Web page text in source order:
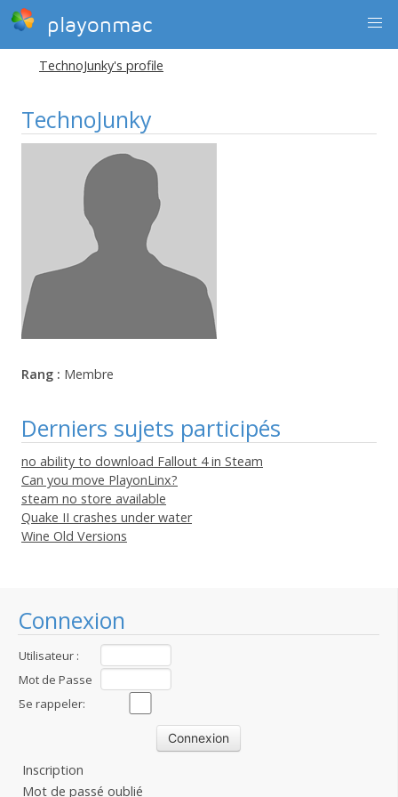
playonmac
Connexion
Utilisateur :
Mot de Passe
:Se rappeler:
Inscription
Mot de passé oublié
TechnoJunky's profile
TechnoJunky
Rang : Membre
Derniers sujets participés
no ability to download Fallout 4 in Steam
Can you move PlayonLinx?
steam no store available
Quake II crashes under water
Wine Old Versions